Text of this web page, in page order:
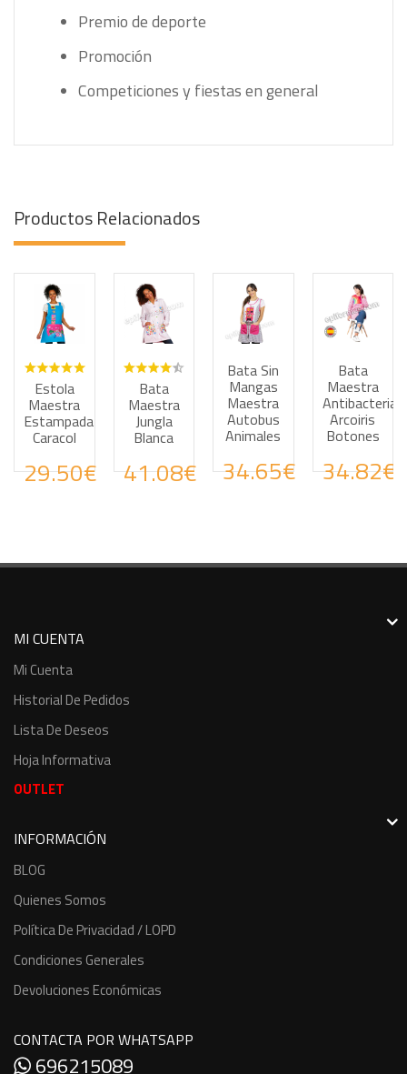
Premio de deporte
Promoción
Competiciones y fiestas en general
Productos Relacionados
Estola
Maestra
Estampada
Caracol
29.50€
Haz tus consultas por WhatsApp
Bata
Maestra
Jungla
Blanca
41.08€
Haz tus consultas por WhatsApp
Bata Sin
Mangas
Maestra
Autobus
Animales
34.65€
Haz tus consultas por
Bata
Maestra
Arcoiris
Botones
34.82€
Haz
MI CUENTA
Mi Cuenta
Historial De Pedidos
Lista De Deseos
Hoja Informativa
OUTLET
INFORMACIÓN
BLOG
Quienes Somos
Política De Privacidad / LOPD
Condiciones Generales
Devoluciones Económicas
CONTACTA POR WHATSAPP
696215089